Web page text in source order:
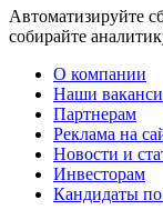
Автоматизируйте
собирайте
О компании
Наши
Партнерам
Реклама на
Новости и
Инвесторам
Кандидаты